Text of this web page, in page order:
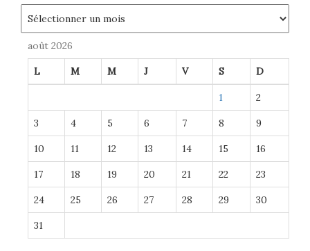
août 2026
L M M J V S D
1 2
3 4 5 6 7 8 9
10 11 12 13 14 15 16
17 18 19 20 21 22 23
24 25 26 27 28 29 30
31